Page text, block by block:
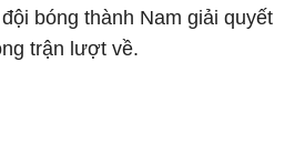
bóng thành Nam giải quyết
trận lượt về.